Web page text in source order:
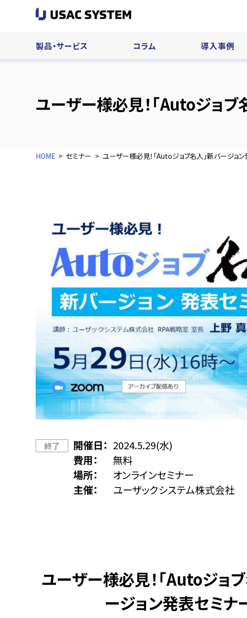
製品・サービス コラム 導入事例
ユーザー様必見！「Autoジョ
HOME セミナー ユーザー様必見！「Autoジョブ名人」新バージョ
終了 開催日
2024.5.29(水)
費用
無料
場所
オンラインセミナー
主催
ユーザックシステム株式会社
ユーザー様必見！「Autoジョ
ージョン発表セミナ